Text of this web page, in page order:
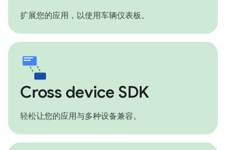
扩展您的应用，以使用车辆仪表板。
Cross device SDK
轻松让您的应用与多种设备兼容。